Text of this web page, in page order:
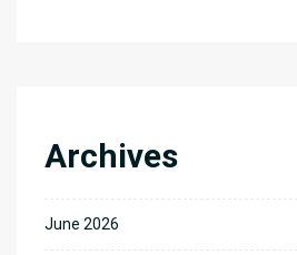
Archives
June 2026